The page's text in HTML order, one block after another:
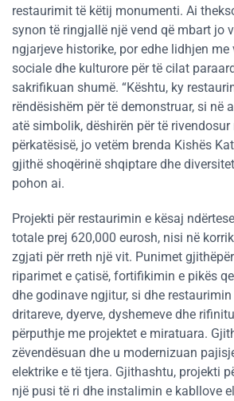
restaurimit të këtij monumenti. Ai
synon të ringjallë një vend që mbart jo
ngjarjeve historike, por edhe lidhjen
sociale dhe kulturore për të cilat
sakrifikuan shumë. “Kështu, ky
rëndësishëm për të demonstruar, si në
atë simbolik, dëshirën për të rivendosur
përkatësisë, jo vetëm brenda Kishës
gjithë shoqërinë shqiptare dhe
pohon ai.
Projekti për restaurimin e kësaj
totale prej 620,000 eurosh, nisi në
zgjati për rreth një vit. Punimet
riparimet e çatisë, fortifikimin e pikës
dhe godinave ngjitur, si dhe
dritareve, dyerve, dyshemeve dhe
përputhje me projektet e miratuara.
zëvendësuan dhe u modernizuan
elektrike e të tjera. Gjithashtu, projekti
një pusi të ri dhe instalimin e kabllove